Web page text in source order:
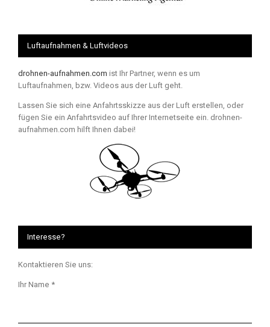
Luftaufnahmen & Luftvideos
drohnen-aufnahmen.com ist Ihr Partner, wenn es um
Luftaufnahmen, bzw. Videos aus der Luft geht.
Lassen Sie sich eine Anfahrtsskizze aus der Luft erstellen, oder
fügen Sie ein Anfahrtsvideo auf Ihrer Internetseite ein. drohnen-
aufnahmen.com hilft Ihnen dabei!
Interesse?
Kontaktieren Sie uns:
Ihr Name *